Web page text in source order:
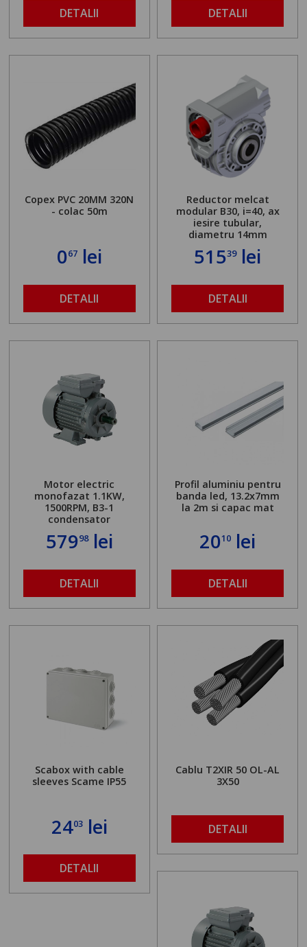
maximă admisă de 500
kg și înălțime reglabilă
de la 1,8 la 2,9 m
DETALII DETALII
Copex PVC 20MM 320N
- colac 50m
067lei
DETALII
Reductor melcat
modular B30, i=40, ax
iesire tubular,
diametru 14mm
51539lei
DETALII
Motor electric
monofazat 1.1KW,
1500RPM, B3-1
condensator
57998lei
DETALII
Profil aluminiu pentru
banda led, 13.2x7mm
la 2m si capac mat
2010 lei
DETALII
Scabox with cable
sleeves Scame IP55
2403lei
DETALII
Cablu T2XIR 50 OL-AL
3X50
DETALII